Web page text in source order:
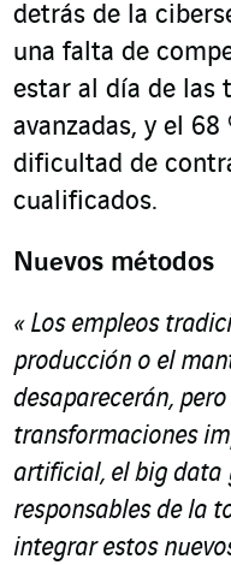
detrás de la
una falta de
estar al día de las
avanzadas, y el
dificultad de
cualificados.
Nuevos métodos
« Los empleos
producción o el
desaparecerán,
transformaciones
artificial, elbig data
responsables de la
integrar estos